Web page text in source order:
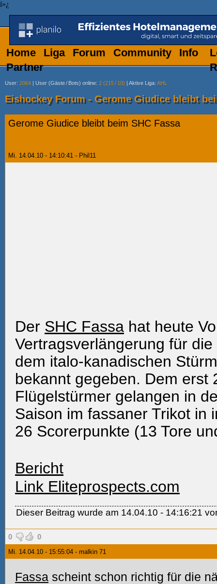
ï»¿
Home Liga Forum Community
Info
Partner
User: 2064 | User (Gäste/ Bots) online: 2 (215/ 10) | Aktive Liga: AHL
Eishockey Forum - Gerome Giudice bleibt
Gerome Giudice bleibt beim SHC Fassa
Mi. 14.04.10 - 14:10:41 - Phil11
Der SHC Fassa hat heute
Vertragsverlängerung für
dem italo-kanadischen
bekannt gegeben. Dem erst
Flügelstürmer gelangen in
Saison im fassaner Trikot in
26 Scorerpunkte (13 Tore
Bericht
Link Eliteprospects.com
Dieser Beitrag wurde am 14.04.10 - 14:16:21
0 0
Mi. 14.04.10 - 15:55:04 - malkin 71
Fassa scheint schon richtig für die